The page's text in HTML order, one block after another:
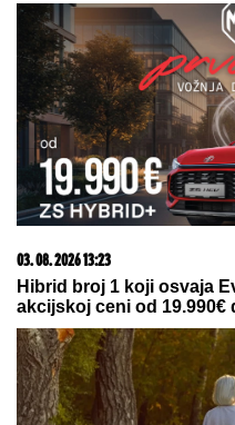
03. 08. 2026 13:23
Hibrid broj 1 koji osvaja
akcijskoj ceni od 19.990€